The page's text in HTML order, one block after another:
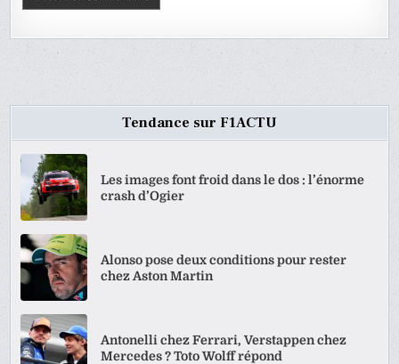
Tendance sur F1ACTU
Les images font froid dans le dos : l’énorme
crash d’Ogier
Alonso pose deux conditions pour rester
chez Aston Martin
Antonelli chez Ferrari, Verstappen chez
Mercedes ? Toto Wolff répond